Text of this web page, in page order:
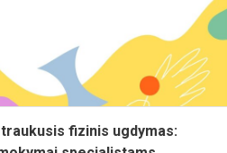
fizinis ugdymas: